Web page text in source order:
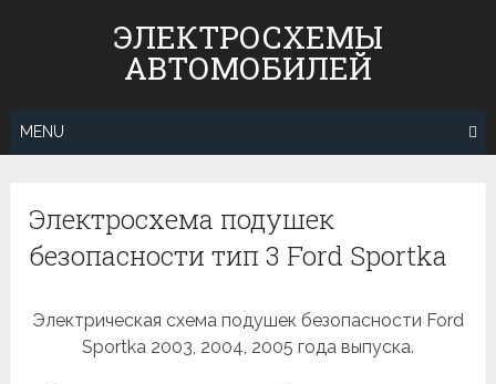
ЭЛЕКТРОСХЕМЫ
АВТОМОБИЛЕЙ
MENU
Электросхема подушек
безопасности тип 3 Ford Sportka
Электрическая схема подушек безопасности Ford
Sportka 2003, 2004, 2005 года выпуска.